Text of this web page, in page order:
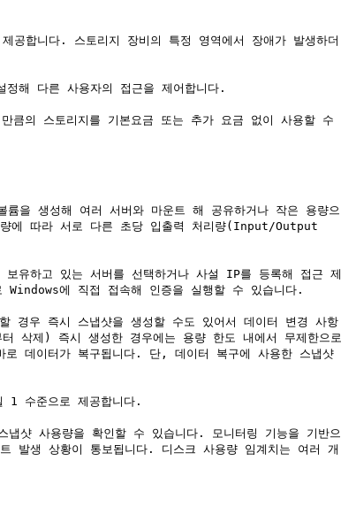
니다. 스토리지 장비의 특정 영역에서 장애가 발생하더
해 다른 사용자의 접근을 제어합니다.
의 스토리지를 기본요금 또는 추가 요금 없이 사용할 수
생성해 여러 서버와 마운트 해 공유하거나 작은 용량으
량에 따라 서로 다른 초당 입출력 처리량(Input/Output
하고 있는 서버를 선택하거나 사설 IP를 등록해 접근 제
에 직접 접속해 인증을 실행할 수 있습니다.
우 즉시 스냅샷을 생성할 수도 있어서 데이터 변경 사항
삭제) 즉시 생성한 경우에는 용량 한도 내에서 무제한으로
데이터가 복구됩니다. 단, 데이터 복구에 사용한 스냅샷
수준으로 제공합니다.
사용량을 확인할 수 있습니다. 모니터링 기능을 기반으
발생 상황이 통보됩니다. 디스크 사용량 임계치는 여러 개